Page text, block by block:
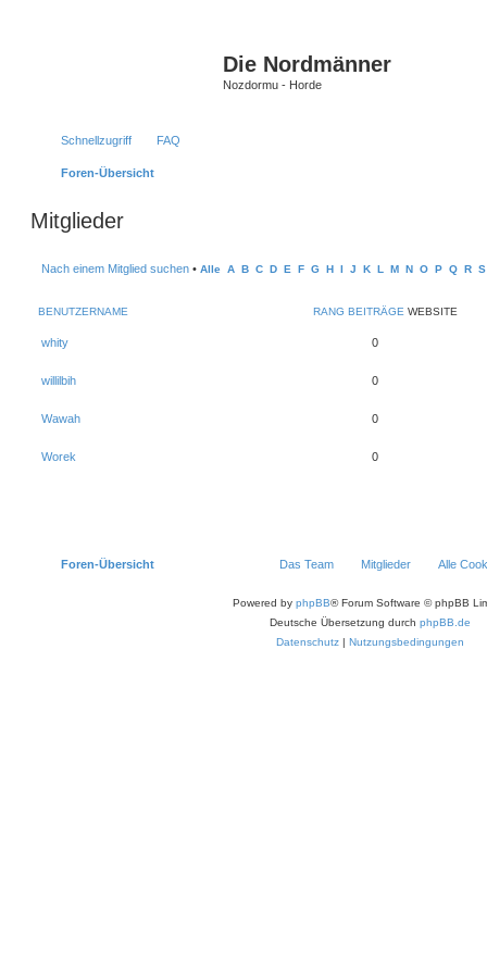
Die Nordmänner
Nozdormu - Horde
Schnellzugriff FAQ
Foren-Übersicht
Mitglieder
Nach einem Mitglied suchen • Alle A B C D E F G H I J K L M N O P Q R S
RANG
BENUTZERNAME BEITRÄGE WEBSITE
whity 0
willilbih 0
Wawah 0
Worek 0
Foren-Übersicht Alle
Mitglieder
Das Team
Powered by phpBB® Forum Software © phpBB
Deutsche Übersetzung durch phpBB.de
Datenschutz | Nutzungsbedingungen